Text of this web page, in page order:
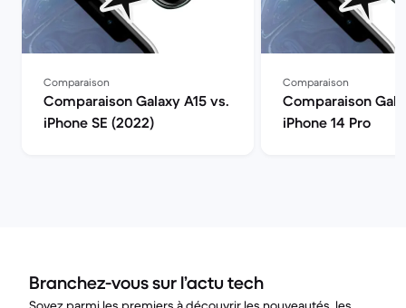
Comparaison
Comparaison Galaxy A15 vs.
iPhone SE (2022)
Comparaison
Comparaison
iPhone 14 Pro
Branchez-vous sur l’actu tech